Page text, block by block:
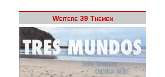
Weitere 39 Themen